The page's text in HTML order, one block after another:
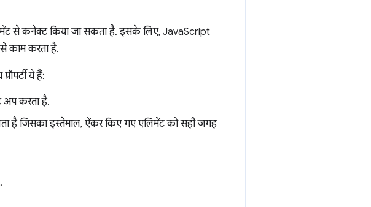
से कनेक्ट किया जा सकता है. इसके लिए, JavaScript
काम करता है.
ये हैं:
अप करता है.
है जिसका इस्तेमाल, ऐंकर किए गए एलिमेंट को सही जगह